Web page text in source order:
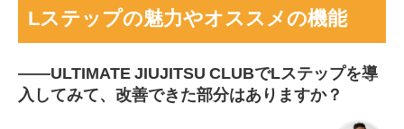
Lステップの魅力やオススメの機能
――ULTIMATE JIUJITSU CLUBでLステップを導
入してみて、改善できた部分はありますか？